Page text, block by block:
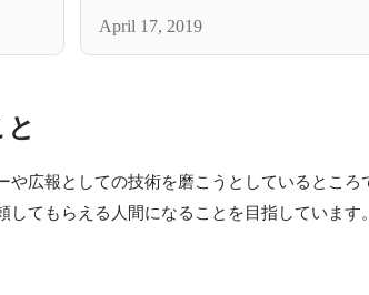
April 17, 2019
や広報としての技術を磨こうとしているところ
してもらえる人間になることを目指しています